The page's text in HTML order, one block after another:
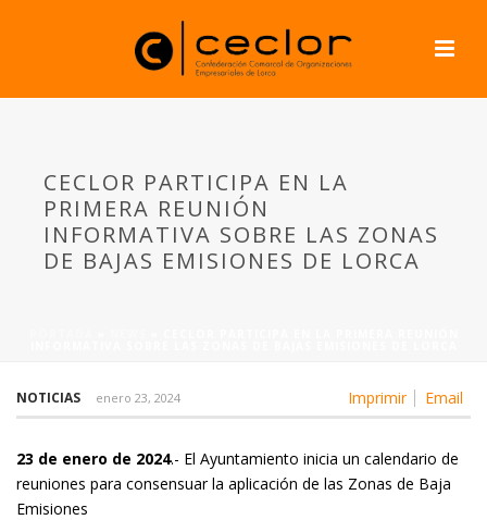
CECLOR PARTICIPA EN LA
PRIMERA REUNIÓN
INFORMATIVA SOBRE LAS ZONAS
DE BAJAS EMISIONES DE LORCA
Imprimir Email
NOTICIAS enero 23, 2024
23 de enero de 2024.- El Ayuntamiento inicia un calendario de
reuniones para consensuar la aplicación de las Zonas de Baja
Emisiones